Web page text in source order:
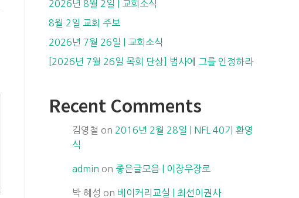
2026년 8월 2일 | 교회소식
8월 2일 교회 주보
2026년 7월 26일 | 교회소식
[2026년 7월 26일 목회 단상] 범사에 그를 인정하라
Recent Comments
김영철 on 2016년 2월 28일 | NFL 40기 환영
식
admin on 좋은글모음 | 이장우장로
박 혜성 on 베이커리교실 | 최선이권사